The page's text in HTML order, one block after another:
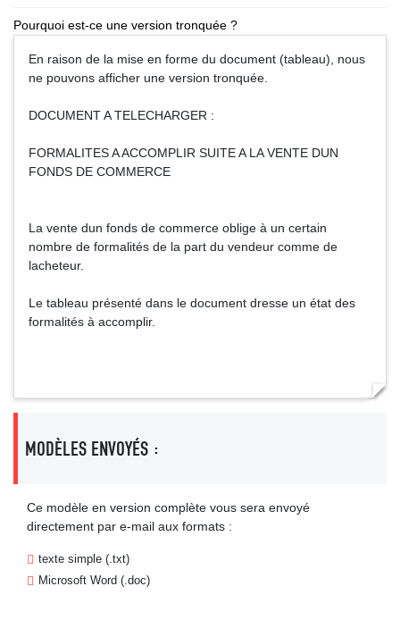
Pourquoi est-ce une version tronquée ?
En raison de la mise en forme du document (tableau), nous
ne pouvons afficher une version tronquée.
DOCUMENT A TELECHARGER :
FORMALITES A ACCOMPLIR SUITE A LA VENTE DUN
FONDS DE COMMERCE
La vente dun fonds de commerce oblige à un certain
nombre de formalités de la part du vendeur comme de
lacheteur.
Le tableau présenté dans le document dresse un état des
formalités à accomplir.
MODÈLES ENVOYÉS :
Ce modèle en version complète vous sera envoyé
directement par e-mail aux formats :
texte simple (.txt)
Microsoft Word (.doc)